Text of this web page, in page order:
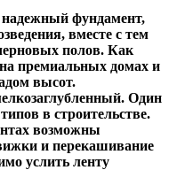
фундамент,
вместе с тем
полов. Как
премиальных домах и
высот.
Один
в строительстве.
возможны
и перекашивание
услить ленту